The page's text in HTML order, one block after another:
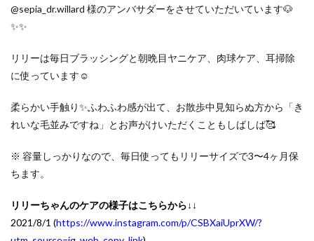
@sepia_dr.willard 様のアンバサダーをさせていただいています🐶
✨✨
リリーは毎日ブラッシングと朝晩目ヤニケア、肉球ケア、耳掃除
に使っています☺️
柔らかい手触り✨ふわふわ感が出て、お散歩中見知らぬ方から「き
れいな毛並みですね」とお声がけいただくこともしばしば🥰
※ 容量しっかりなので、毎日使ってもリリーサイズで3〜4ヶ月保
ちます。
リリーちゃんのケアの様子はこちらから↓↓
2021/8/1 (https://www.instagram.com/p/CSBXaiUprXW/?